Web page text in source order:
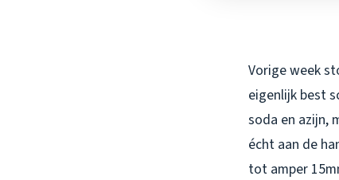
Vorige week
eigenlijk best
soda en azijn,
écht aan de
tot amper